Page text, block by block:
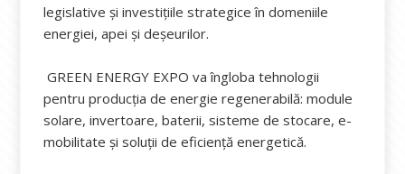
legislative și investițiile strategice în domeniile
energiei, apei și deșeurilor.
GREEN ENERGY EXPO va îngloba tehnologii
pentru producția de energie regenerabilă: module
solare, invertoare, baterii, sisteme de stocare, e-
mobilitate și soluții de eficiență energetică.